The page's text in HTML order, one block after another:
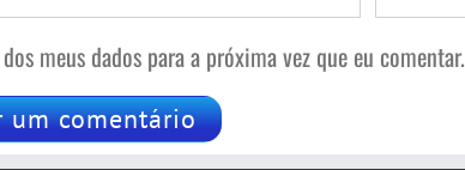
meus dados para a próxima vez que eu comentar.